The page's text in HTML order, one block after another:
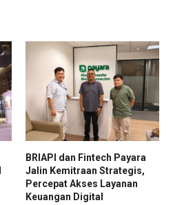
BRIAPI dan Fintech Payara
Jalin Kemitraan Strategis,
Percepat Akses Layanan
Keuangan Digital